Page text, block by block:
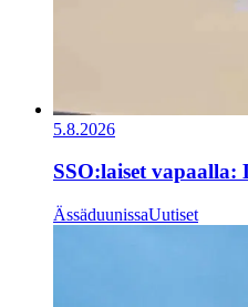
5.8.2026
SSO:laiset
ÄssäduunissaUutiset